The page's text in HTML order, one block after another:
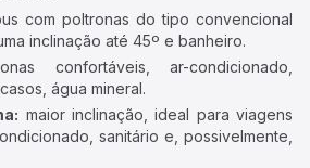
com poltronas do tipo convencional
inclinação até 45º e banheiro.
confortáveis, ar-condicionado,
água mineral.
maior inclinação, ideal para viagens
sanitário e, possivelmente,